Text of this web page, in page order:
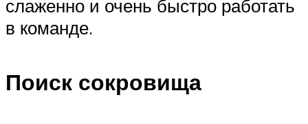
слаженно и очень быстро работать
в команде.
Поиск сокровища